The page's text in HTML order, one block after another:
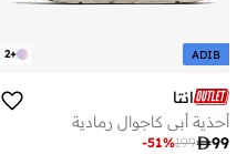
+
2 ADIB
انتا
أحذية أبي كاجوال رمادية
99
199
-51%
أفضل سعر لهذا العام